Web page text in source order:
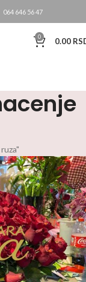
064 646 56 47
0 0.00